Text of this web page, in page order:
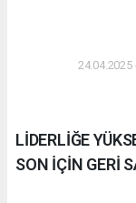
24.04.2025
LİDERLİĞE
SON İÇİN GERİ